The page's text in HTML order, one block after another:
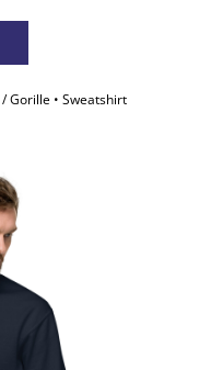
/ Gorille • Sweatshirt